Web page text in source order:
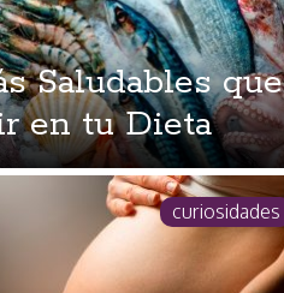
Saludables que
en tu Dieta
curiosidades